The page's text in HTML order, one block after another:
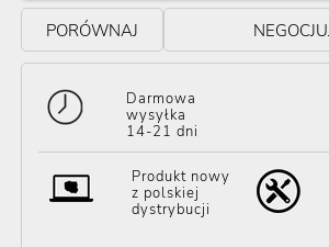
PORÓWNAJ
Darmowa
wysyłka
14-21 dni
Produkt nowy
z polskiej
dystrybucji